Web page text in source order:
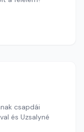
csapdái
és Uzsalyné